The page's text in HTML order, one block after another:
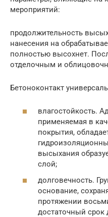
мероприятий:
продолжительность
нанесения на
полностью высохнет.
отделочным и
Бетоноконтакт
влагостойкость.
применяемая в
покрытия,
высыхания
слой;
долговечность.
основание,
протяжении
достаточный срок